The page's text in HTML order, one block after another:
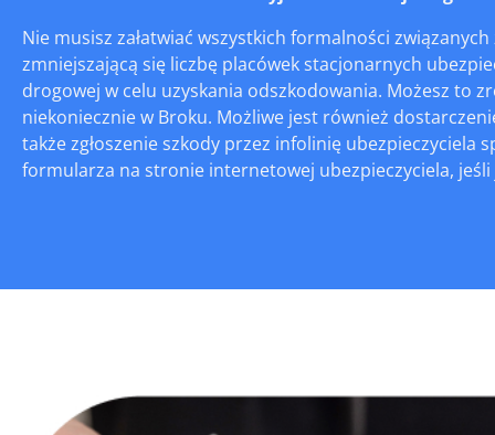
Nie musisz załatwiać wszystkich formalności
zmniejszającą się liczbę placówek stacjonarnych
drogowej w celu uzyskania odszkodowania. Możesz to
niekoniecznie w Broku. Możliwe jest również
także zgłoszenie szkody przez infolinię ubezpieczyciela
formularza na stronie internetowej ubezpieczyciela,